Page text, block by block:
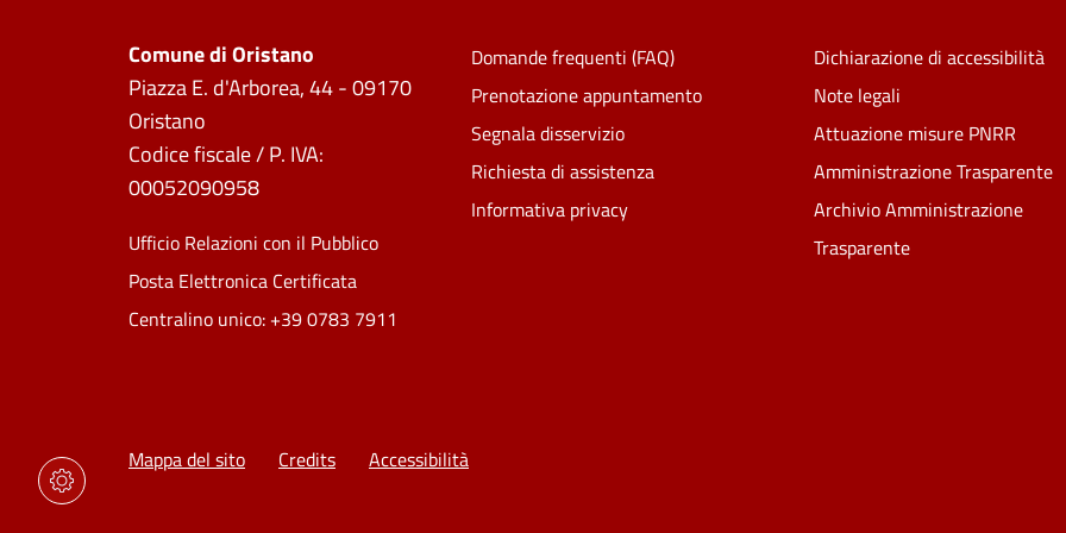
Comune di Oristano
Piazza E. d'Arborea, 44 - 09170
Oristano
Codice fiscale / P. IVA:
00052090958
Ufficio Relazioni con il Pubblico
Posta Elettronica Certificata
Centralino unico: +39 0783 7911
Domande frequenti (FAQ)
Prenotazione appuntamento
Segnala disservizio
Richiesta di assistenza
Informativa privacy
Dichiarazione di accessibilità
Note legali
Attuazione misure PNRR
Amministrazione Trasparente
Archivio Amministrazione
Trasparente
Mappa del sito Credits Accessibilità